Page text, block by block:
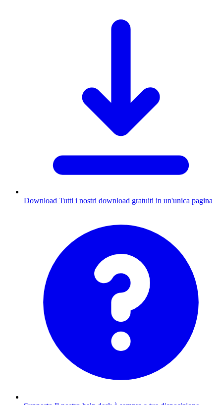
Download Tutti i nostri download gratuiti in un'unica pagina